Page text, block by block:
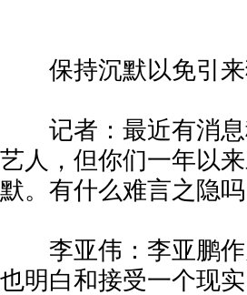
保持沉默以免引来
记者：最近有消息
艺人，但你们一年以
默。有什么难言之隐吗
李亚伟：李亚鹏作
也明白和接受一个现